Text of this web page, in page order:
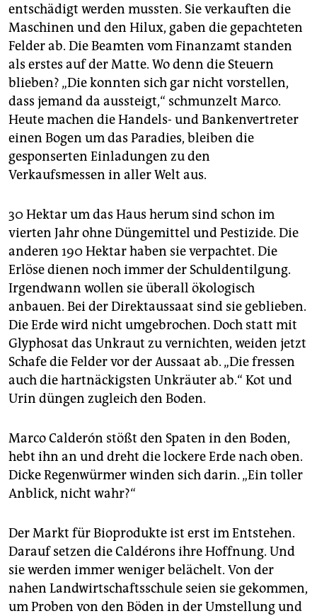
entschädigt werden mussten. Sie verkauften die
Maschinen und den Hilux, gaben die gepachteten
Felder ab. Die Beamten vom Finanzamt standen
als erstes auf der Matte. Wo denn die Steuern
blieben? „Die konnten sich gar nicht vorstellen,
dass jemand da aussteigt,“ schmunzelt Marco.
Heute machen die Handels- und Bankenvertreter
einen Bogen um das Paradies, bleiben die
gesponserten Einladungen zu den
Verkaufsmessen in aller Welt aus.
30 Hektar um das Haus herum sind schon im
vierten Jahr ohne Düngemittel und Pestizide. Die
anderen 190 Hektar haben sie verpachtet. Die
Erlöse dienen noch immer der Schuldentilgung.
Irgendwann wollen sie überall ökologisch
anbauen. Bei der Direktaussaat sind sie geblieben.
Die Erde wird nicht umgebrochen. Doch statt mit
Glyphosat das Unkraut zu vernichten, weiden jetzt
Schafe die Felder vor der Aussaat ab. „Die fressen
auch die hartnäckigsten Unkräuter ab.“ Kot und
Urin düngen zugleich den Boden.
Marco Calderón stößt den Spaten in den Boden,
hebt ihn an und dreht die lockere Erde nach oben.
Dicke Regenwürmer winden sich darin. „Ein toller
Anblick, nicht wahr?“
Der Markt für Bioprodukte ist erst im Entstehen.
Darauf setzen die Caldérons ihre Hoffnung. Und
sie werden immer weniger belächelt. Von der
nahen Landwirtschaftsschule seien sie gekommen,
um Proben von den Böden in der Umstellung und